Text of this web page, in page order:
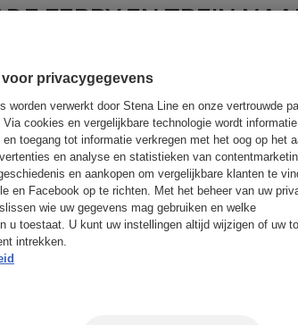
FERRY EN TREIN
EN COMFORTABEL NAAR LONDEN
DIENSTREGELING
je voor vertrek je route te controleren wanneer je de
kan afwijken door werkzaamheden, stakingen en/of
www.nationalrail.co.ukvoor de actuele dienstregeling.
privacygegevens
worden verwerkt door Stena Line en onze vertrouwde
cookies en vergelijkbare technologie wordt
toegang tot informatie verkregen met het oog op het
en analyse en statistieken van
en aankopen om vergelijkbare klanten te
en Facebook op te richten. Met het beheer van uw
wie uw gegevens mag gebruiken en welke
u toestaat. U kunt uw instellingen altijd wijzigen of uw
intrekken.